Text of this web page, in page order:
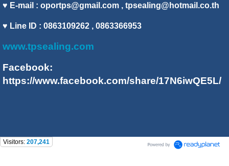
♥ E-mail : oportps@gmail.com , tpsealing@hotmail.co.th
♥ Line ID : 0863109262 , 0863366953
www.tpsealing.com
Facebook:
https://www.facebook.com/share/17N6iwQE5L/
Visitors: 207,241